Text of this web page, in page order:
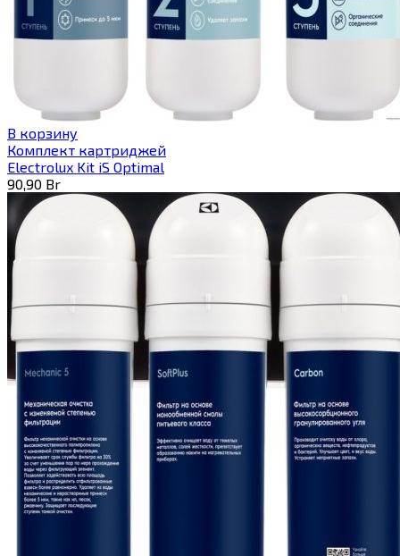
В корзину
Комплект картриджей
Electrolux Kit iS Optimal
90,90 Br